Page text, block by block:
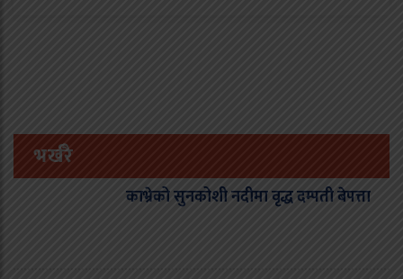
भर्खरै
काभ्रेको सुनकोशी नदीमा वृद्ध दम्पती बेपत्ता